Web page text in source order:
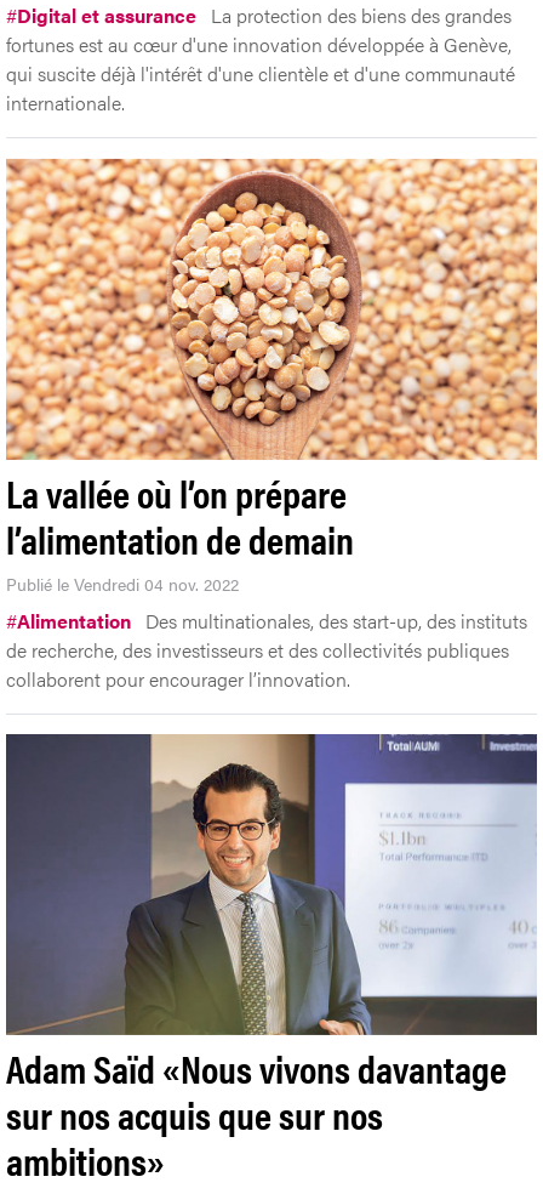
#Digital et assurance La protection des biens des grandes
fortunes est au cœur d'une innovation développée à Genève,
qui suscite déjà l'intérêt d'une clientèle et d'une communauté
internationale.
La vallée où l’on prépare
l’alimentation de demain
Publié le Vendredi 04 nov. 2022
#Alimentation Des multinationales, des start-up, des instituts
de recherche, des investisseurs et des collectivités publiques
collaborent pour encourager l’innovation.
Adam Saïd «Nous vivons davantage
sur nos acquis que sur nos
ambitions»